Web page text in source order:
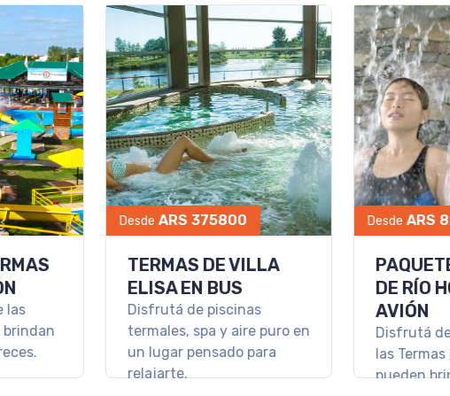
PROGRAMA ALL
INCLUSIVE EN HOTEL
LOS PINOS RESORT &
SPA
Hotel Los Pinos Resort &
Spa el lugar ideal para un
VACACIONES EN LOS
PINOS RESORT & SPA
Las mejores vacaciones en
familia las vivís en Los
Pinos Resort & Spa Termal